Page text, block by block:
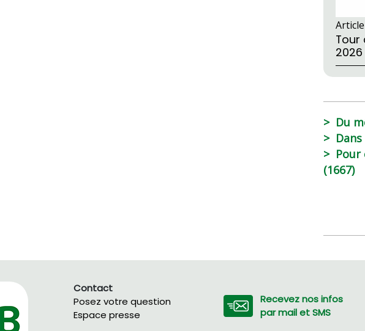
Tour
2026
Du
(1667)
Recevez nos infos
par mail et SMS
Contact
Posez votre question
Espace presse